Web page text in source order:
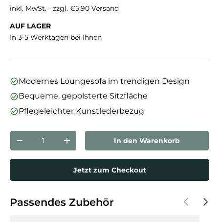
inkl. MwSt. - zzgl. €5,90 Versand
AUF LAGER
In 3-5 Werktagen bei Ihnen
Modernes Loungesofa im trendigen Design
Bequeme, gepolsterte Sitzfläche
Pflegeleichter Kunstlederbezug
Anzahl
Menge verringernMenge erhöhenIn den Warenkorb
Jetzt zum Checkout
Passendes Zubehör Vorherige